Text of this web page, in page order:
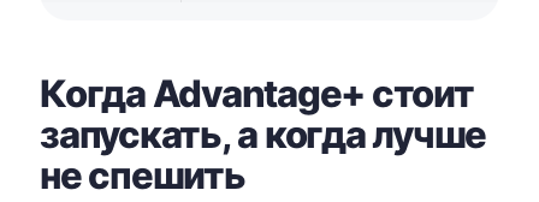
Когда Advantage+ стоит
запускать, а когда лучше
не спешить